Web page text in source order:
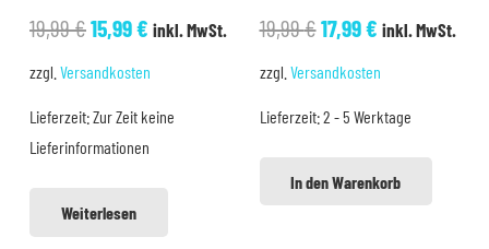
19,99€Ursprünglicher
19,99 €
15,99€Aktueller
15,99 €.
inkl. MwSt.
zzgl. Versandkosten
Lieferzeit:Zur Zeit keine
Lieferinformationen
Weiterlesen
19,99€Ursprünglicher
19,99 €
17,99€Aktueller
17,99 €.
inkl. MwSt.
zzgl. Versandkosten
Lieferzeit:2 - 5 Werktage
In den Warenkorb